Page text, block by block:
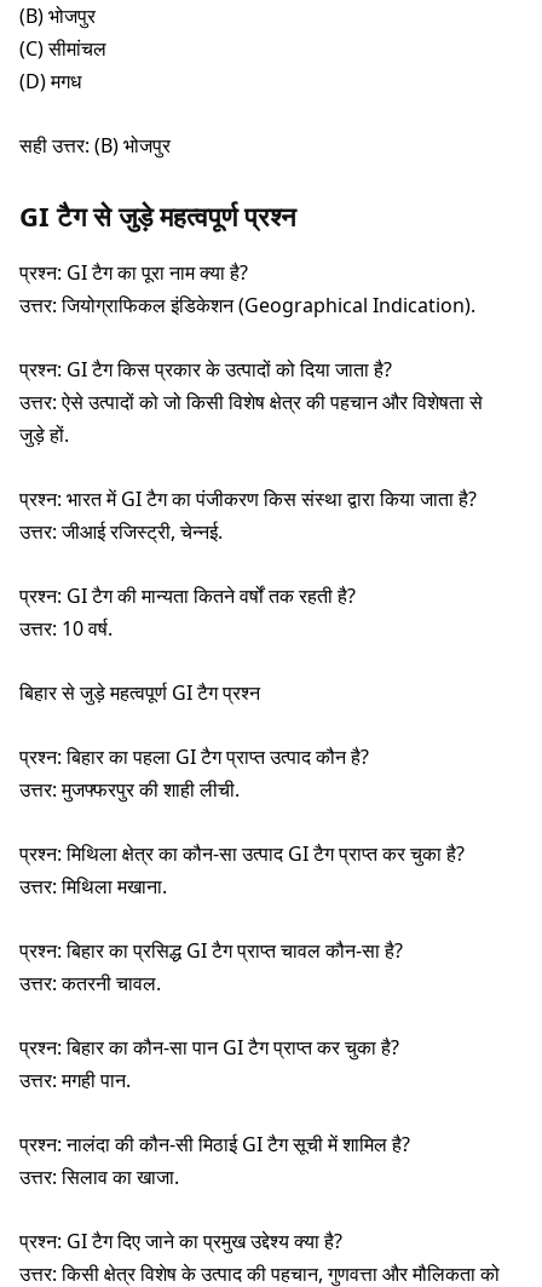
(B) भोजपुर
(C) सीमांचल
(D) मगध
सही उत्तर: (B) भोजपुर
GI टैग से जुड़े महत्वपूर्ण प्रश्न
प्रश्न: GI टैग का पूरा नाम क्या है?
उत्तर: जियोग्राफिकल इंडिकेशन (Geographical Indication).
प्रश्न: GI टैग किस प्रकार के उत्पादों को दिया जाता है?
उत्तर: ऐसे उत्पादों को जो किसी विशेष क्षेत्र की पहचान और विशेषता से
जुड़े हों.
प्रश्न: भारत में GI टैग का पंजीकरण किस संस्था द्वारा किया जाता है?
उत्तर: जीआई रजिस्ट्री, चेन्नई.
प्रश्न: GI टैग की मान्यता कितने वर्षों तक रहती है?
उत्तर: 10 वर्ष.
बिहार से जुड़े महत्वपूर्ण GI टैग प्रश्न
प्रश्न: बिहार का पहला GI टैग प्राप्त उत्पाद कौन है?
उत्तर: मुजफ्फरपुर की शाही लीची.
प्रश्न: मिथिला क्षेत्र का कौन-सा उत्पाद GI टैग प्राप्त कर चुका है?
उत्तर: मिथिला मखाना.
प्रश्न: बिहार का प्रसिद्ध GI टैग प्राप्त चावल कौन-सा है?
उत्तर: कतरनी चावल.
प्रश्न: बिहार का कौन-सा पान GI टैग प्राप्त कर चुका है?
उत्तर: मगही पान.
प्रश्न: नालंदा की कौन-सी मिठाई GI टैग सूची में शामिल है?
उत्तर: सिलाव का खाजा.
प्रश्न: GI टैग दिए जाने का प्रमुख उद्देश्य क्या है?
उत्तर: किसी क्षेत्र विशेष के उत्पाद की पहचान, गुणवत्ता और मौलिकता को